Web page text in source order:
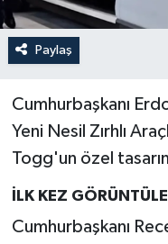
Paylaş
Cumhurbaşkanı
Yeni Nesil Zırhlı
Togg'un özel
İLK KEZ
Cumhurbaşkanı
OTOPARK
TEKNOLOJİ